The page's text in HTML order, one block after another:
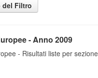
del Filtro
- Anno 2009
- Risultati liste per